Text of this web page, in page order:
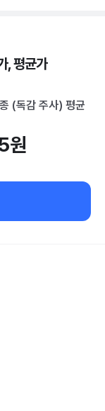
, 평균가
(독감 주사) 평균
원